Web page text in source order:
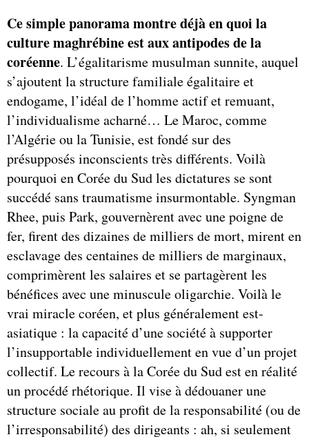
Ce simple panorama montre déjà en quoi la
culture maghrébine est aux antipodes de la
coréenne. L’égalitarisme musulman sunnite, auquel
s’ajoutent la structure familiale égalitaire et
endogame, l’idéal de l’homme actif et remuant,
l’individualisme acharné… Le Maroc, comme
l’Algérie ou la Tunisie, est fondé sur des
présupposés inconscients très différents. Voilà
pourquoi en Corée du Sud les dictatures se sont
succédé sans traumatisme insurmontable. Syngman
Rhee, puis Park, gouvernèrent avec une poigne de
fer, firent des dizaines de milliers de mort, mirent en
esclavage des centaines de milliers de marginaux,
comprimèrent les salaires et se partagèrent les
bénéfices avec une minuscule oligarchie. Voilà le
vrai miracle coréen, et plus généralement est-
asiatique : la capacité d’une société à supporter
l’insupportable individuellement en vue d’un projet
collectif. Le recours à la Corée du Sud est en réalité
un procédé rhétorique. Il vise à dédouaner une
structure sociale au profit de la responsabilité (ou de
l’irresponsabilité) des dirigeants : ah, si seulement